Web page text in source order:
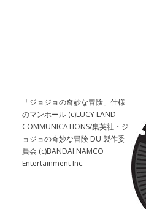
「ジョジョの奇妙な冒険」仕様
のマンホール (c)LUCY LAND
COMMUNICATIONS/集英社・ジ
ョジョの奇妙な冒険 DU 製作委
員会 (c)BANDAI NAMCO
Entertainment Inc.